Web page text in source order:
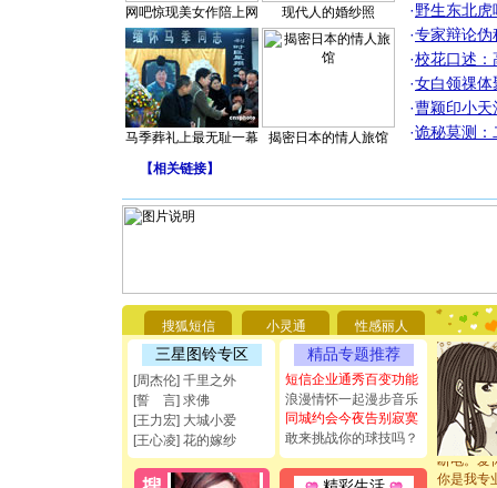
网吧惊现美女作陪上网 现代人的婚纱照
马季葬礼上最无耻一幕 揭密日本的情人旅馆
·野生东北
·专家辩论伪
·校花口述：
·女白领祼体
·曹颖印小天
·诡秘莫测：
【相关链接】
搜狐短信 小灵通 性感丽人
三星图铃专区
[周杰伦] 千里之外
[誓 言] 求佛
[王力宏] 大城小爱
[王心凌] 花的嫁纱
精品专题推荐
短信企业通秀百变功能
浪漫情怀一起漫步音乐
同城约会今夜告别寂寞
敢来挑战你的球技吗？
你太多，
要平安
[圣诞节]
能正大光
都要快乐
[圣诞节]
如意,快
[元旦]看
断电。爱
你是我专